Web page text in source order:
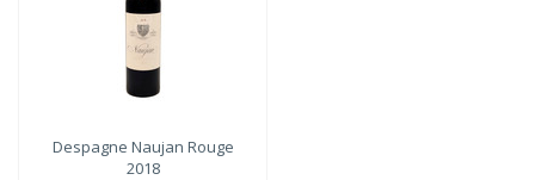
Despagne Naujan Rouge
2018